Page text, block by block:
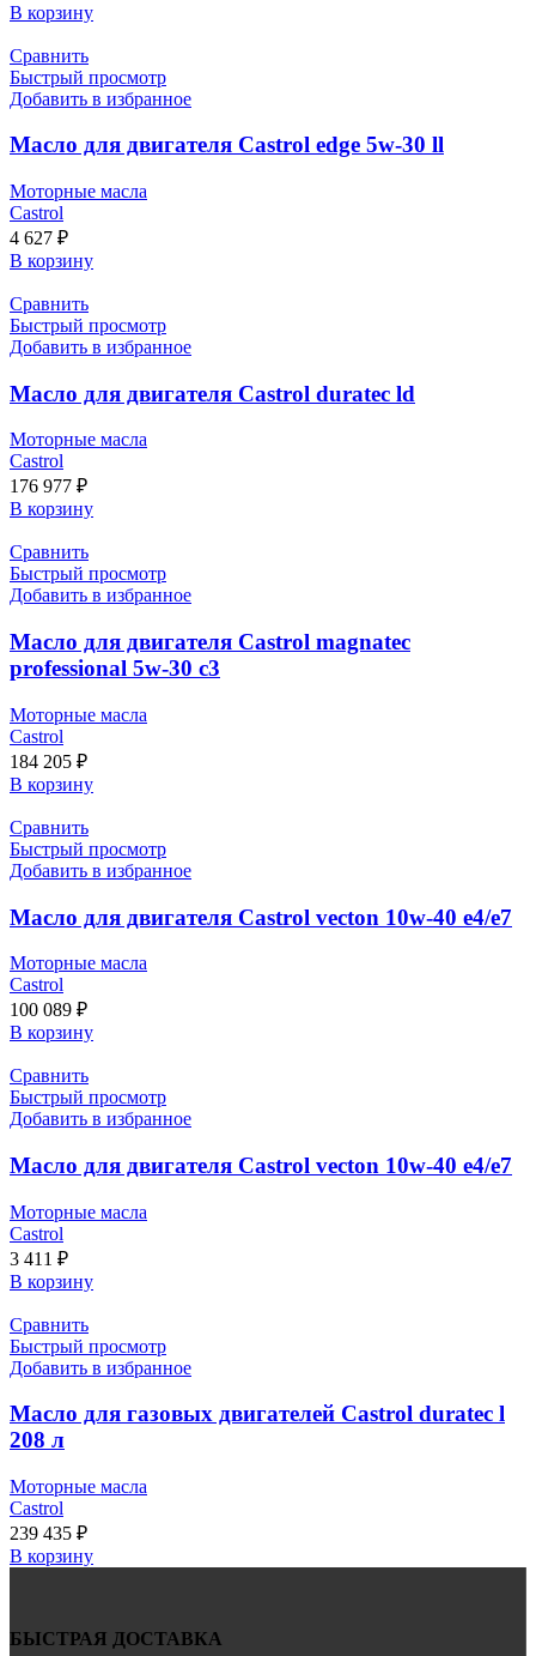
В корзину
Сравнить
Быстрый просмотр
Добавить в избранное
Масло для двигателя Castrol edge 5w-30 ll
Моторные масла
Castrol
4 627 ₽
В корзину
Сравнить
Быстрый просмотр
Добавить в избранное
Масло для двигателя Castrol duratec ld
Моторные масла
Castrol
176 977 ₽
В корзину
Сравнить
Быстрый просмотр
Добавить в избранное
Масло для двигателя Castrol magnatec
professional 5w-30 c3
Моторные масла
Castrol
184 205 ₽
В корзину
Сравнить
Быстрый просмотр
Добавить в избранное
Масло для двигателя Castrol vecton 10w-40 e4/e7
Моторные масла
Castrol
100 089 ₽
В корзину
Сравнить
Быстрый просмотр
Добавить в избранное
Масло для двигателя Castrol vecton 10w-40 e4/e7
Моторные масла
Castrol
3 411 ₽
В корзину
Сравнить
Быстрый просмотр
Добавить в избранное
Масло для газовых двигателей Castrol duratec l
208 л
Моторные масла
Castrol
239 435 ₽
В корзину
БЫСТРАЯ ДОСТАВКА